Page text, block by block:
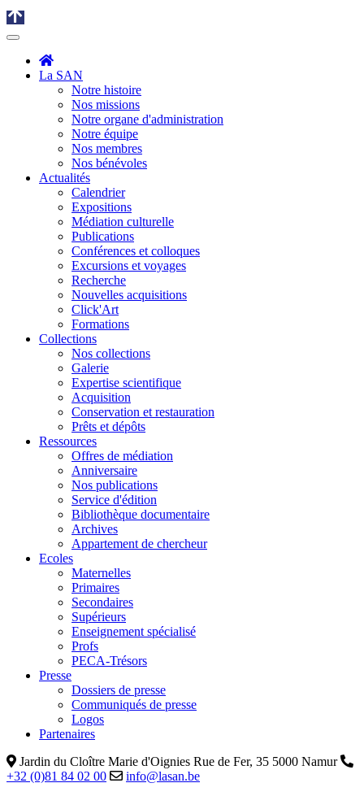
La SAN
Notre histoire
Nos missions
Notre organe d'administration
Notre équipe
Nos membres
Nos bénévoles
Actualités
Calendrier
Expositions
Médiation culturelle
Publications
Conférences et colloques
Excursions et voyages
Recherche
Nouvelles acquisitions
Click'Art
Formations
Collections
Nos collections
Galerie
Expertise scientifique
Acquisition
Conservation et restauration
Prêts et dépôts
Ressources
Offres de médiation
Anniversaire
Nos publications
Service d'édition
Bibliothèque documentaire
Archives
Appartement de chercheur
Ecoles
Maternelles
Primaires
Secondaires
Supérieurs
Enseignement spécialisé
Profs
PECA-Trésors
Presse
Dossiers de presse
Communiqués de presse
Logos
Partenaires
Jardin du Cloître Marie d'Oignies Rue de Fer, 35 5000 Namur
+32 (0)81 84 02 00
info@lasan.be